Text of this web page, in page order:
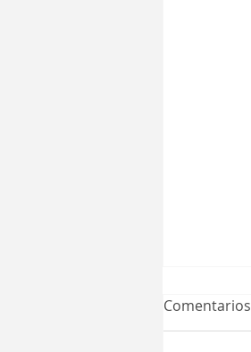
Comentarios